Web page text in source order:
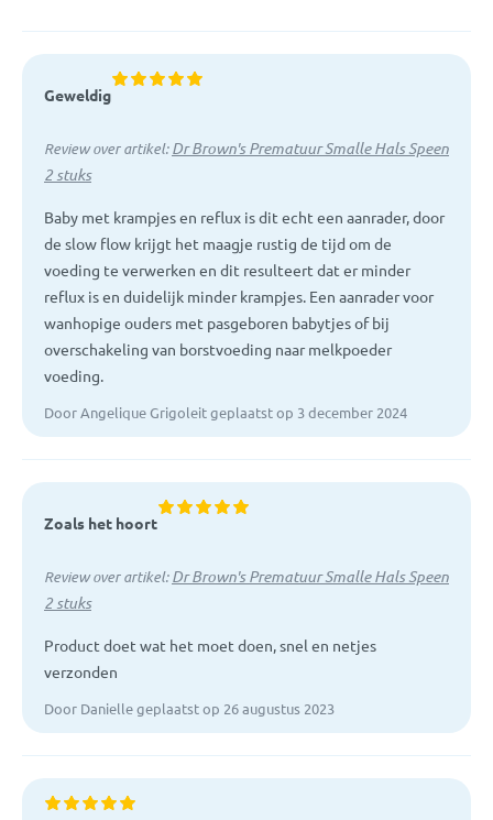
Geweldig
Review over artikel:Dr Brown's Prematuur Smalle Hals Speen
2 stuks
Baby met krampjes en reflux is dit echt een aanrader, door
de slow flow krijgt het maagje rustig de tijd om de
voeding te verwerken en dit resulteert dat er minder
reflux is en duidelijk minder krampjes. Een aanrader voor
wanhopige ouders met pasgeboren babytjes of bij
overschakeling van borstvoeding naar melkpoeder
voeding.
Door Angelique Grigoleit geplaatst op 3 december 2024
Zoals het hoort
Review over artikel:Dr Brown's Prematuur Smalle Hals Speen
2 stuks
Product doet wat het moet doen, snel en netjes
verzonden
Door Danielle geplaatst op 26 augustus 2023